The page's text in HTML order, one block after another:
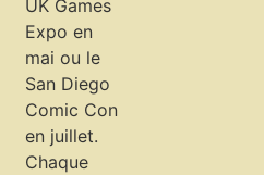
UK Games
Expo en
mai ou le
San Diego
Comic Con
en juillet.
Chaque